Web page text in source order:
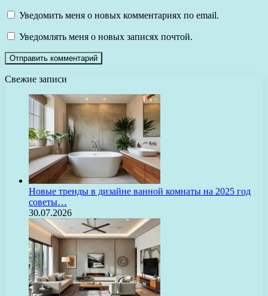
Уведомить меня о новых комментариях по email.
Уведомлять меня о новых записях почтой.
Свежие записи
Новые тренды в дизайне ванной комнаты на 2025 год
советы…
30.07.2026